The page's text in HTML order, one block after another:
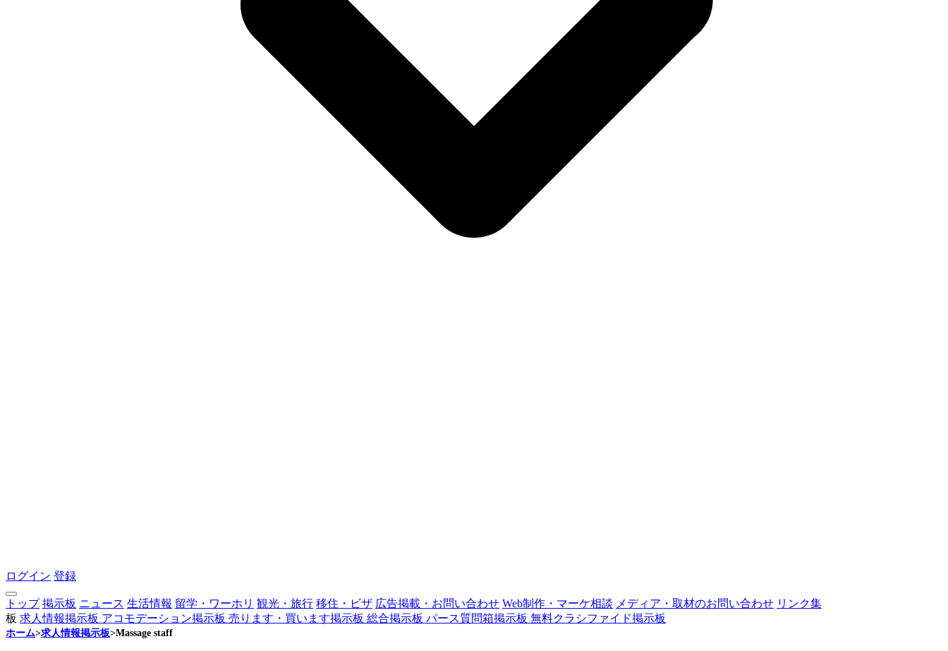
ログイン 登録
トップ 掲示板 ニュース 生活情報 留学・ワーホリ 観光・旅行 移住・ビザ 広告掲載・お問い合わせ Web制作・マーケ相談 メディア・取材のお問い合わせ リンク集
板 求人情報掲示板 アコモデーション掲示板 売ります・買います掲示板 総合掲示板 パース質問箱掲示板 無料クラシファイド掲示板
ホーム>求人情報掲示板>Massage staff